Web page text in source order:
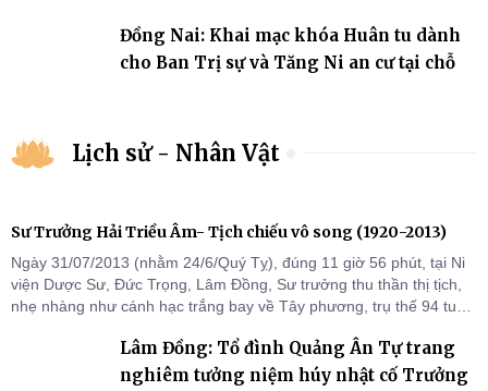
Đồng Nai: Khai mạc khóa Huân tu dành
cho Ban Trị sự và Tăng Ni an cư tại chỗ
Lịch sử - Nhân Vật
Sư Trưởng Hải Triều Âm- Tịch chiếu vô song (1920-2013)
Ngày 31/07/2013 (nhằm 24/6/Quý Tỵ), đúng 11 giờ 56 phút, tại Ni
viện Dược Sư, Đức Trọng, Lâm Đồng, Sư trưởng thu thần thị tịch,
nhẹ nhàng như cánh hạc trắng bay về Tây phương, trụ thế 94 tuổi
Lâm Đồng: Tổ đình Quảng Ân Tự trang
nghiêm tưởng niệm húy nhật cố Trưởng